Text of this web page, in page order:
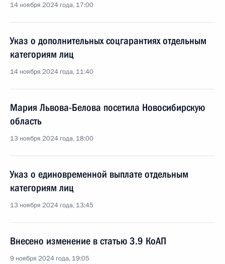
14 ноября 2024 года, 17:00
Указ о дополнительных соцгарантиях отдельным
категориям лиц
14 ноября 2024 года, 11:40
Мария Львова-Белова посетила Новосибирскую
область
13 ноября 2024 года, 18:00
Указ о единовременной выплате отдельным
категориям лиц
13 ноября 2024 года, 13:45
Внесено изменение в статью 3.9 КоАП
9 ноября 2024 года, 19:05